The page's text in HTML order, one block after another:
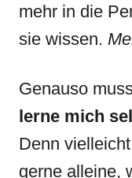
mehr in die
sie wissen.
Genauso
lerne mich
Denn
gerne alleine,